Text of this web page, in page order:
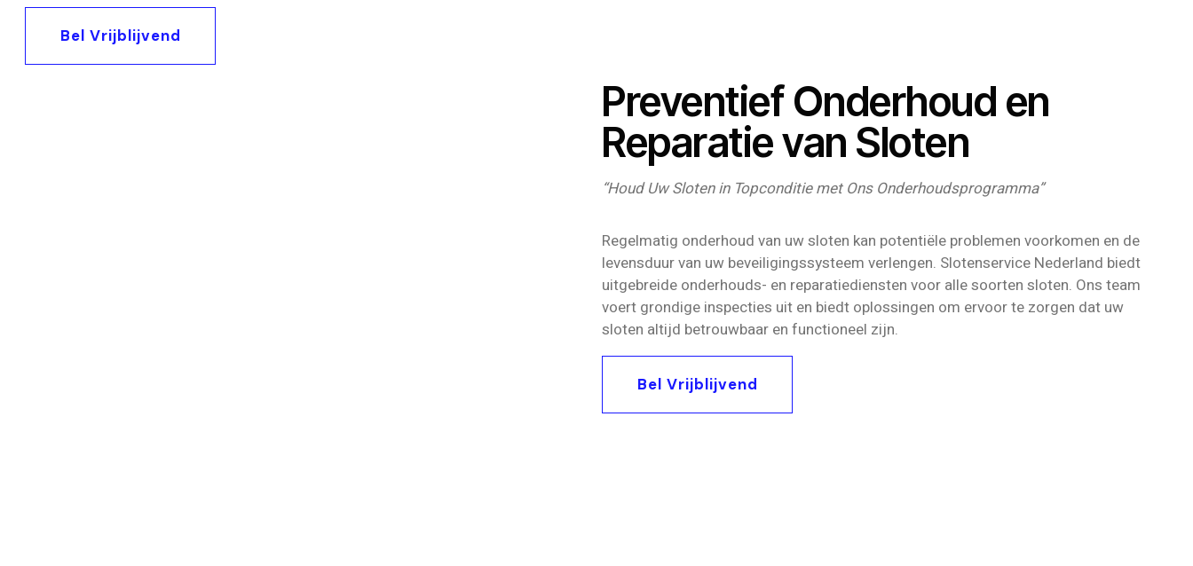
Bel Vrijblijvend
Preventief Onderhoud en
Reparatie van Sloten
“Houd Uw Sloten in Topconditie met Ons Onderhoudsprogramma”
Regelmatig onderhoud van uw sloten kan potentiële problemen voorkomen en de
levensduur van uw beveiligingssysteem verlengen. Slotenservice Nederland biedt
uitgebreide onderhouds- en reparatiediensten voor alle soorten sloten. Ons team
voert grondige inspecties uit en biedt oplossingen om ervoor te zorgen dat uw
sloten altijd betrouwbaar en functioneel zijn.
Bel Vrijblijvend